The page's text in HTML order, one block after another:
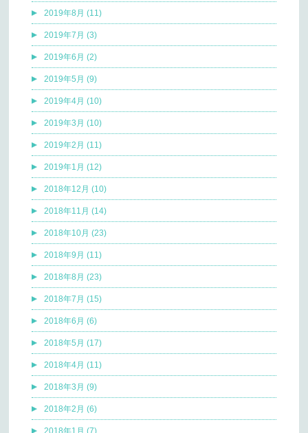
2019年8月 (11)
2019年7月 (3)
2019年6月 (2)
2019年5月 (9)
2019年4月 (10)
2019年3月 (10)
2019年2月 (11)
2019年1月 (12)
2018年12月 (10)
2018年11月 (14)
2018年10月 (23)
2018年9月 (11)
2018年8月 (23)
2018年7月 (15)
2018年6月 (6)
2018年5月 (17)
2018年4月 (11)
2018年3月 (9)
2018年2月 (6)
2018年1月 (7)